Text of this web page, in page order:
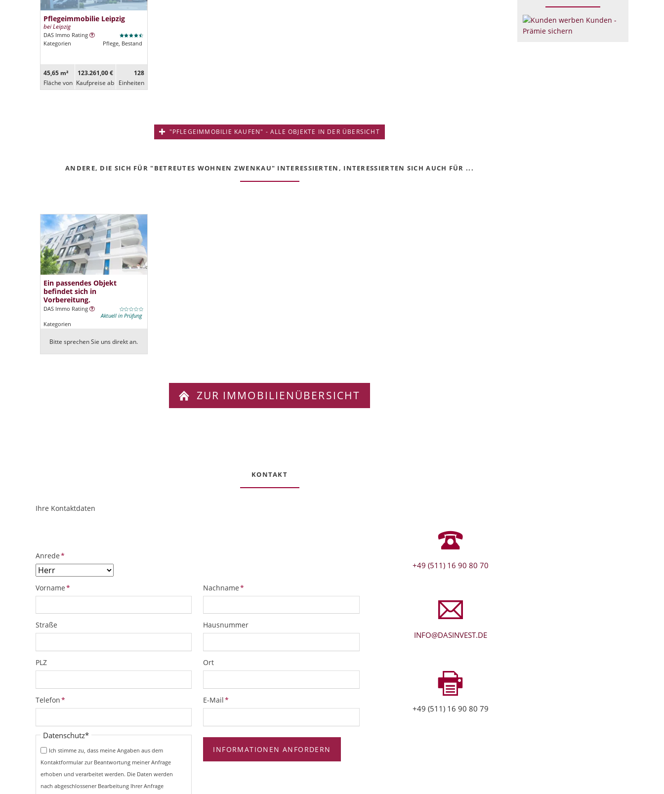
Pflegeimmobilie Leipzig
bei Leipzig
DAS Immo Rating
Kategorien
Pflege, Bestand
45,65 m²
Fläche von
123.261,00 €
Kaufpreise ab
128
Ein­heiten
"PFLEGEIMMOBILIE KAUFEN" - ALLE OBJEKTE IN DER ÜBERSICHT
ANDERE, DIE SICH FÜR "BETREUTES WOHNEN ZWENKAU" INTERESSIERTEN, INTERESSIERTEN SICH AUCH FÜR ...
Ein passendes Objekt
befindet sich in
Vorbereitung.
DAS Immo Rating
Aktuell in Prüfung
Kategorien
Bitte sprechen Sie uns direkt an.
ZUR IMMOBILIENÜBERSICHT
KONTAKT
ObjektPlatzhalter
URL
Ihre Kontaktdaten
Pflichtfeld
Anrede*
Pflichtfeld
Vorname* Pflichtfeld
Nachname*
Straße Hausnummer
PLZ Ort
Pflichtfeld
Telefon* Pflichtfeld
E-Mail*
Pflichtfeld
Datenschutz*
Ich stimme zu, dass meine Angaben aus dem
Kontaktformular zur Beantwortung meiner Anfrage
erhoben und verarbeitet werden. Die Daten werden
nach abgeschlossener Bearbeitung Ihrer Anfrage
INFORMATIONEN ANFORDERN
+49 (511) 16 90 80 70
INFO@DASINVEST.DE
+49 (511) 16 90 80 79